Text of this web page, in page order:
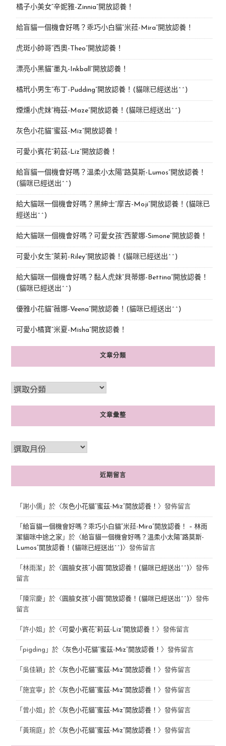
橘子小美女“辛妮雅-Zinnia”開放認養！
給盲貓一個機會好嗎？乖巧小白貓“米菈-Mira”開放認養！
虎斑小帥哥“西奧-Theo”開放認養！
漂亮小黑貓“墨丸-Inkball”開放認養！
橘玳小男生“布丁-Pudding”開放認養！(貓咪已經送出^^)
煙燻小虎妹“梅茲-Maze”開放認養！(貓咪已經送出^^)
灰色小花貓“蜜茲-Miz”開放認養！
可愛小賓花“莉茲-Liz”開放認養！
給盲貓一個機會好嗎？溫柔小太陽“路莫斯-Lumos”開放認養！
(貓咪已經送出^^)
給大貓咪一個機會好嗎？黑紳士“摩吉-Moji”開放認養！(貓咪已
經送出^^)
給大貓咪一個機會好嗎？可愛女孩“西蒙娜-Simone“開放認養！
可愛小女生“萊莉-Riley”開放認養！(貓咪已經送出^^)
給大貓咪一個機會好嗎？黏人虎妹“貝蒂娜-Bettina”開放認養！
(貓咪已經送出^^)
優雅小花貓“薇娜-Veena”開放認養！(貓咪已經送出^^)
可愛小橘寶”米夏-Misha”開放認養！
文章分類
文章彙整
近期留言
「 謝小儒」於〈灰色小花貓“蜜茲-Miz”開放認養！ 〉發佈留言
「 給盲貓一個機會好嗎？乖巧小白貓“米菈-Mira”開放認養！ – 林雨
潔貓咪中途之家 」於〈給盲貓一個機會好嗎？溫柔小太陽“路莫斯-
Lumos”開放認養！(貓咪已經送出^^)〉發佈留言
「 林雨潔 」於〈 圓臉女孩“小圓”開放認養！(貓咪已經送出^^)〉發佈
留言
「 陳宗慶」於〈 圓臉女孩“小圓”開放認養！(貓咪已經送出^^)〉發佈
留言
「 許小姐 」於〈 可愛小賓花“莉茲-Liz”開放認養！ 〉發佈留言
「 pigding 」於〈灰色小花貓“蜜茲-Miz”開放認養！ 〉發佈留言
「 吳佳穎 」於〈灰色小花貓“蜜茲-Miz”開放認養！ 〉發佈留言
「 施宜寧 」於〈灰色小花貓“蜜茲-Miz”開放認養！ 〉發佈留言
「 曾小姐 」於〈灰色小花貓“蜜茲-Miz”開放認養！ 〉發佈留言
「 黃琬庭」於〈灰色小花貓“蜜茲-Miz”開放認養！ 〉發佈留言